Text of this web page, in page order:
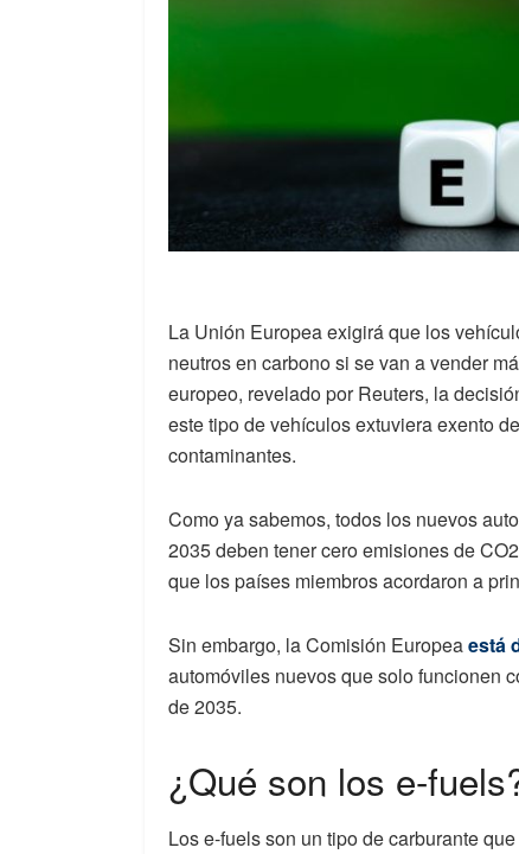
La Unión Europea exigirá que los
neutros en carbono si se van a vender
europeo, revelado por Reuters, la
este tipo de vehículos extuviera exento
contaminantes.
Como ya sabemos, todos los nuevos
2035 deben tener cero emisiones de
que los países miembros acordaron a
Sin embargo, la Comisión Europeaestá
automóviles nuevos que solo funcionen
de 2035.
¿Qué son los e-
Los e-fuels son un tipo de carburante